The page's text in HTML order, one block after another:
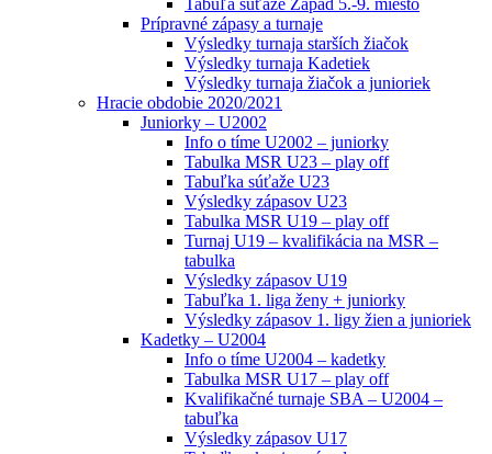
Prípravné zápasy a turnaje
Výsledky turnaja starších žiačok
Výsledky turnaja Kadetiek
Výsledky turnaja žiačok a junioriek
Hracie obdobie 2020/2021
Juniorky – U2002
Info o tíme U2002 – juniorky
Tabulka MSR U23 – play off
Tabuľka súťaže U23
Výsledky zápasov U23
Tabulka MSR U19 – play off
Turnaj U19 – kvalifikácia na MSR –
tabulka
Výsledky zápasov U19
Tabuľka 1. liga ženy + juniorky
Výsledky zápasov 1. ligy žien a junioriek
Kadetky – U2004
Info o tíme U2004 – kadetky
Tabulka MSR U17 – play off
Kvalifikačné turnaje SBA – U2004 –
tabuľka
Výsledky zápasov U17